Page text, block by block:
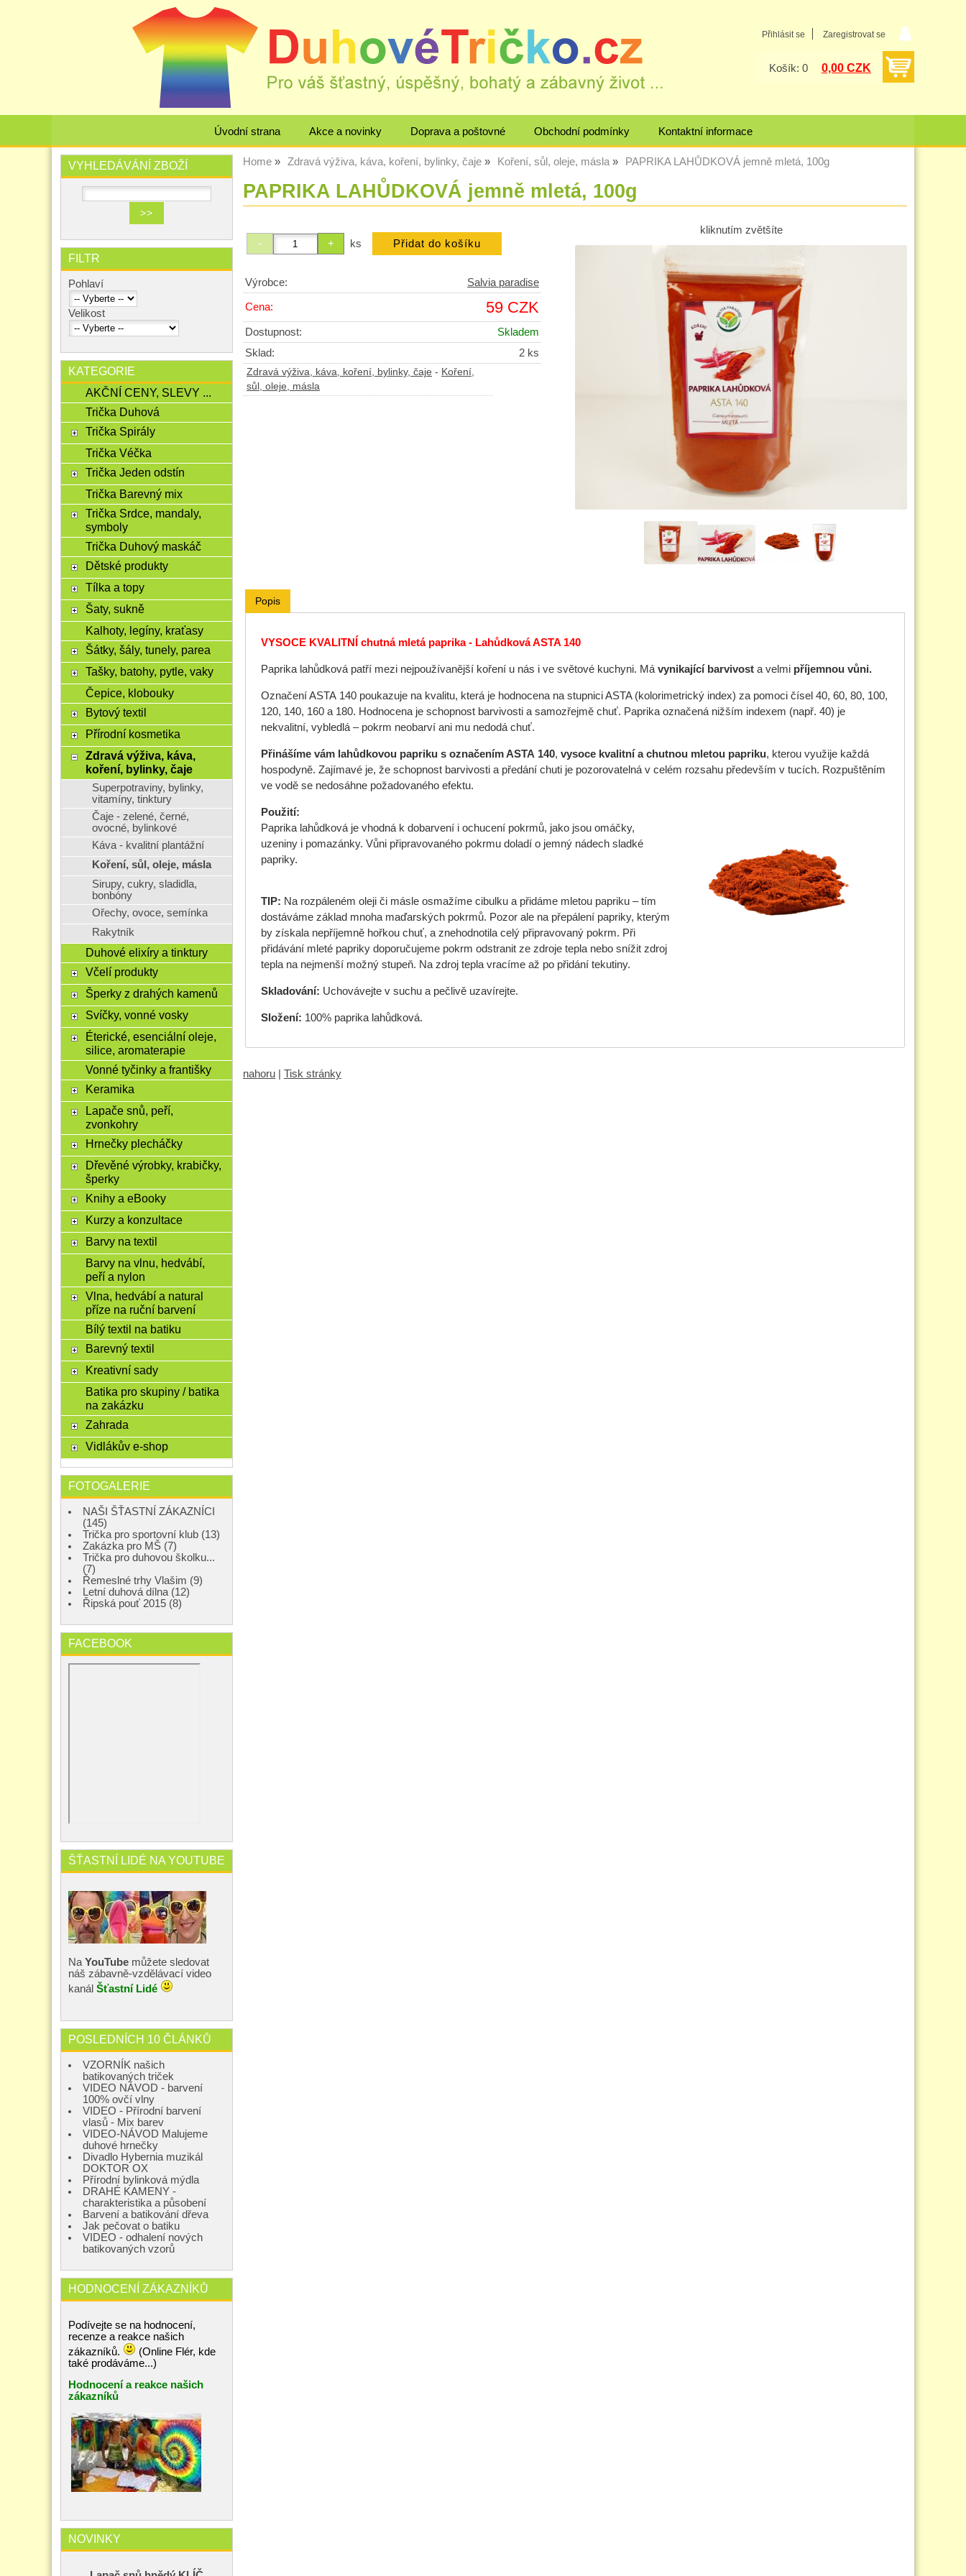
Přihlásit se Zaregistrovat se
Košík: 0 0,00 CZK
Úvodní strana Akce a novinky Doprava a poštovné Obchodní podmínky Kontaktní informace
Home Zdravá výživa, káva, koření, bylinky, čaje Koření, sůl, oleje, másla PAPRIKA LAHŮDKOVÁ jemně mletá, 100g
PAPRIKA LAHŮDKOVÁ jemně mletá, 100g
kliknutím zvětšíte
ks
Výrobce: Salvia paradise
Cena: 59 CZK
Dostupnost:
Skladem
Sklad:
2 ks
Zdravá výživa, káva, koření, bylinky, čaje - Koření,
sůl, oleje, másla
Popis
VYSOCE KVALITNÍ chutná mletá paprika - Lahůdková ASTA 140
Paprika lahůdková patří mezi nejpoužívanější koření u nás i ve světové kuchyni. Má vynikající barvivosta velmi příjemnou vůni.
Označení ASTA 140 poukazuje na kvalitu, která je hodnocena na stupnici ASTA (kolorimetrický index) za pomoci čísel 40, 60, 80, 100,
120, 140, 160 a 180. Hodnocena je schopnost barvivosti a samozřejmě chuť. Paprika označená nižším indexem (např. 40) je
nekvalitní, vybledlá – pokrm neobarví ani mu nedodá chuť.
Přinášíme vám lahůdkovou papriku s označením ASTA 140, vysoce kvalitní a chutnou mletou papriku, kterou využije každá
hospodyně. Zajímavé je, že schopnost barvivosti a předání chuti je pozorovatelná v celém rozsahu především v tucích. Rozpuštěním
ve vodě se nedosáhne požadovaného efektu.
Použití:
Paprika lahůdková je vhodná k dobarvení i ochucení pokrmů, jako jsou omáčky,
uzeniny i pomazánky. Vůni připravovaného pokrmu doladí o jemný nádech sladké
papriky.
TIP: Na rozpáleném oleji či másle osmažíme cibulku a přidáme mletou papriku – tím
dostáváme základ mnoha maďarských pokrmů. Pozor ale na přepálení papriky, kterým
by získala nepříjemně hořkou chuť, a znehodnotila celý připravovaný pokrm. Při
přidávání mleté papriky doporučujeme pokrm odstranit ze zdroje tepla nebo snížit zdroj
tepla na nejmenší možný stupeň. Na zdroj tepla vracíme až po přidání tekutiny.
Skladování: Uchovávejte v suchu a pečlivě uzavírejte.
Složení: 100% paprika lahůdková.
nahoru Tisk stránky
VYHLEDÁVÁNÍ ZBOŽÍ
FILTR
Pohlaví
Velikost
KATEGORIE
AKČNÍ CENY, SLEVY ...
Trička Duhová
Trička Spirály
Trička Véčka
Trička Jeden odstín
Trička Barevný mix
Trička Srdce, mandaly,
symboly
Trička Duhový maskáč
Dětské produkty
Tílka a topy
Šaty, sukně
Kalhoty, legíny, kraťasy
Šátky, šály, tunely, parea
Tašky, batohy, pytle, vaky
Čepice, klobouky
Bytový textil
Přírodní kosmetika
Zdravá výživa, káva,
koření, bylinky, čaje
Superpotraviny, bylinky,
vitamíny, tinktury
Čaje - zelené, černé,
ovocné, bylinkové
Káva - kvalitní plantážní
Koření, sůl, oleje, másla
Sirupy, cukry, sladidla,
bonbóny
Ořechy, ovoce, semínka
Rakytník
Duhové elixíry a tinktury
Včelí produkty
Šperky z drahých kamenů
Svíčky, vonné vosky
Éterické, esenciální oleje,
silice, aromaterapie
Vonné tyčinky a františky
Keramika
Lapače snů, peří,
zvonkohry
Hrnečky plecháčky
Dřevěné výrobky, krabičky,
šperky
Knihy a eBooky
Kurzy a konzultace
Barvy na textil
Barvy na vlnu, hedvábí,
peří a nylon
Vlna, hedvábí a natural
příze na ruční barvení
Bílý textil na batiku
Barevný textil
Kreativní sady
Batika pro skupiny / batika
na zakázku
Zahrada
Vidlákův e-shop
FOTOGALERIE
NAŠI ŠŤASTNÍ ZÁKAZNÍCI
(145)
Trička pro sportovní klub (13)
Zakázka pro MŠ (7)
Trička pro duhovou školku...
(7)
Řemeslné trhy Vlašim (9)
Letní duhová dílna (12)
Řipská pouť 2015 (8)
FACEBOOK
ŠŤASTNÍ LIDÉ NA YOUTUBE
Na YouTube můžete sledovat
náš zábavně-vzdělávací video
kanál Šťastní Lidé
POSLEDNÍCH 10 ČLÁNKŮ
VZORNÍK našich
batikovaných triček
VIDEO NÁVOD - barvení
100% ovčí vlny
VIDEO - Přírodní barvení
vlasů - Mix barev
VIDEO-NÁVOD Malujeme
duhové hrnečky
Divadlo Hybernia muzikál
DOKTOR OX
Přírodní bylinková mýdla
DRAHÉ KAMENY -
charakteristika a působení
Barvení a batikování dřeva
Jak pečovat o batiku
VIDEO - odhalení nových
batikovaných vzorů
HODNOCENÍ ZÁKAZNÍKŮ
Podívejte se na hodnocení,
recenze a reakce našich
zákazníků.
(Online Flér, kde
také prodáváme...)
Hodnocení a reakce našich
zákazníků
NOVINKY